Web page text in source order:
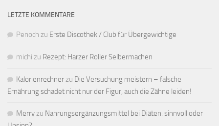
LETZTE KOMMENTARE
Penoch zu Erste Discothek / Club für Übergewichtige
michi zu Rezept: Harzer Roller Selbermachen
Kalorienrechnerzu Die Versuchung meistern – falsche
Ernährung schadet nicht nur der Figur, auch die Zähne leiden!
Merryzu Nahrungsergänzungsmittel bei Diäten: sinnvoll oder